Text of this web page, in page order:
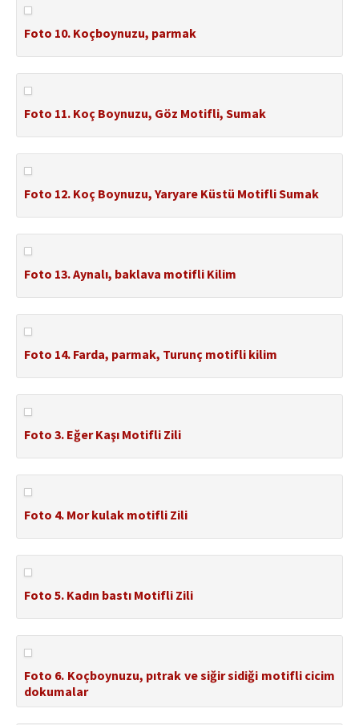
Foto 10. Koçboynuzu, parmak
Foto 11. Koç Boynuzu, Göz Motifli, Sumak
Foto 12. Koç Boynuzu, Yaryare Küstü Motifli Sumak
Foto 13. Aynalı, baklava motifli Kilim
Foto 14. Farda, parmak, Turunç motifli kilim
Foto 3. Eğer Kaşı Motifli Zili
Foto 4. Mor kulak motifli Zili
Foto 5. Kadın bastı Motifli Zili
Foto 6. Koçboynuzu, pıtrak ve siğir sidiği motifli cicim
dokumalar